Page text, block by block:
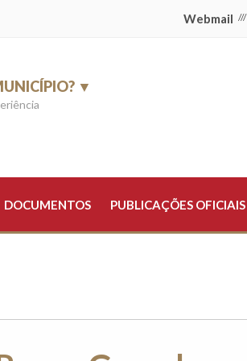
Webmail ///
▼
DOCUMENTOS PUBLICAÇÕES OFICIAIS